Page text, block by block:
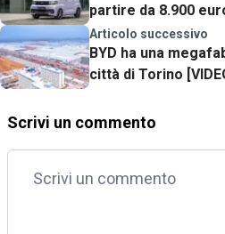
partire da 8.900
Articolo successivo
BYD ha una
città di Torino
Scrivi un commento